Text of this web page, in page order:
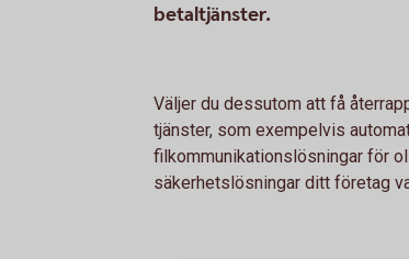
betaltjänster.
Väljer du dessutom att få
tjänster, som exempelvis
filkommunikationslösningar för
säkerhetslösningar ditt företag